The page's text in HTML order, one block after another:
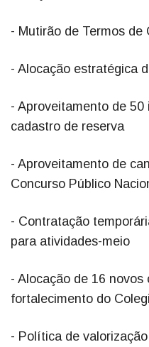
- Mutirão de Termos de
- Alocação estratégica
- Aproveitamento de
cadastro de reserva
- Aproveitamento de
Concurso Público
- Contratação
para atividades-meio
- Alocação de 16
fortalecimento do
- Política de